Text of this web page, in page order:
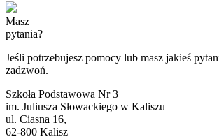
Masz
pytania?
Jeśli potrzebujesz pomocy lub masz jakieś
zadzwoń.
Szkoła Podstawowa Nr 3
im. Juliusza Słowackiego w Kaliszu
ul. Ciasna 16,
62-800 Kalisz